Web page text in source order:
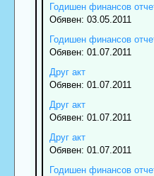
Годишен финансов
Обявен: 03.05.2011
Годишен финансов
Обявен: 01.07.2011
Друг акт
Обявен: 01.07.2011
Друг акт
Обявен: 01.07.2011
Друг акт
Обявен: 01.07.2011
Годишен финансов